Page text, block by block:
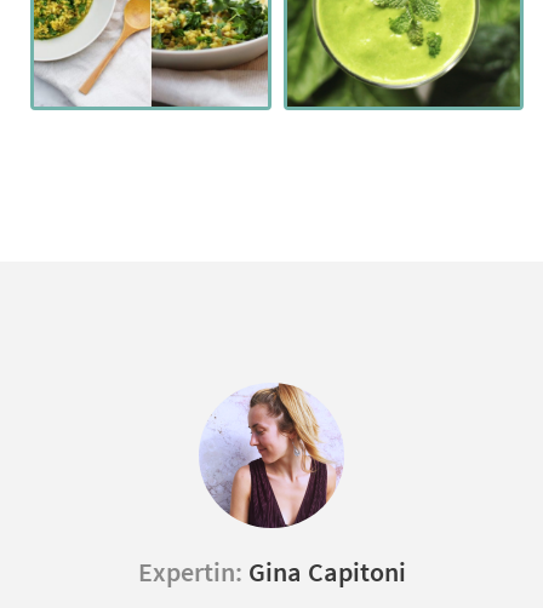
Expertin: Gina Capitoni